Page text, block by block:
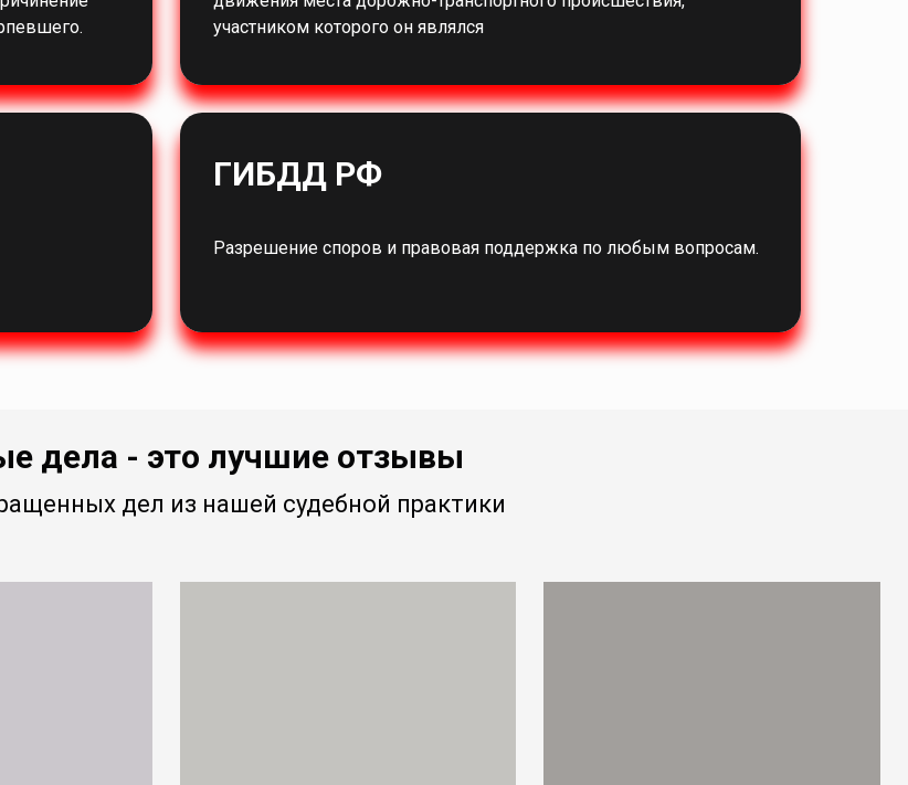
участником которого он являлся
ГИБДД РФ
Разрешение споров и правовая поддержка по любым вопросам.
дела - это лучшие отзывы
дел из нашей судебной практики